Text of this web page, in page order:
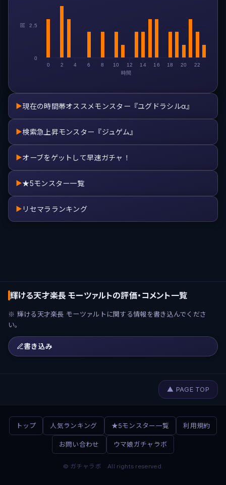
時間
回
0 2 4 6 8 10 12 14 16 18 20 22
0
2.5
▶現在の時間帯オススメモンスター『ユグドラシルα』
▶検索急上昇モンスター『ジュゲム』
▶オーブをゲットして早速ガチャ！
▶★5モンスター一覧
▶ リセマラランキング
輝ける天才楽長 モーツァルトの評価・コメント一覧
※ 輝ける天才楽長 モーツァルトに関する情報を書き込んでくださ
い。
書き込み
▲ PAGE TOP
トップ 人気ランキング ★5モンスター一覧 利用規約
お問い合わせ ウマ娘ガチャラボ
© ガチャラボ All rights reserved.